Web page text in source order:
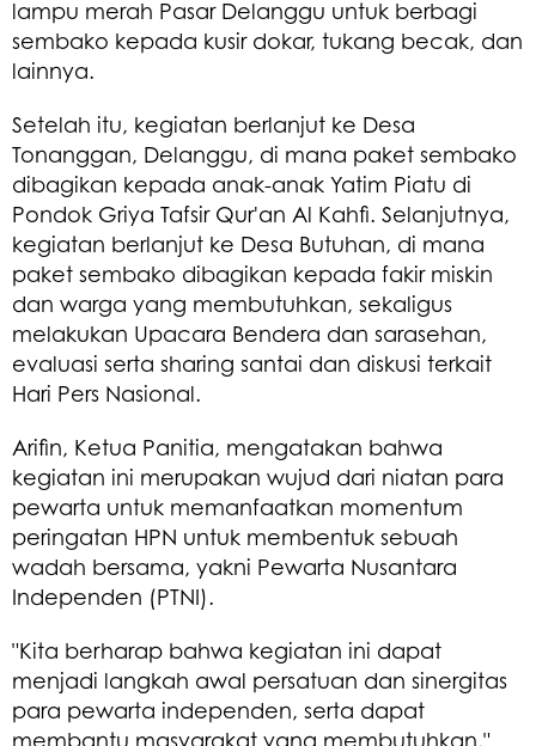
lampu merah Pasar Delanggu untuk berbagi
sembako kepada kusir dokar, tukang becak, dan
lainnya.
Setelah itu, kegiatan berlanjut ke Desa
Tonanggan, Delanggu, di mana paket sembako
dibagikan kepada anak-anak Yatim Piatu di
Pondok Griya Tafsir Qur'an Al Kahfi. Selanjutnya,
kegiatan berlanjut ke Desa Butuhan, di mana
paket sembako dibagikan kepada fakir miskin
dan warga yang membutuhkan, sekaligus
melakukan Upacara Bendera dan sarasehan,
evaluasi serta sharing santai dan diskusi terkait
Hari Pers Nasional.
Arifin, Ketua Panitia, mengatakan bahwa
kegiatan ini merupakan wujud dari niatan para
pewarta untuk memanfaatkan momentum
peringatan HPN untuk membentuk sebuah
wadah bersama, yakni Pewarta Nusantara
Independen (PTNI).
"Kita berharap bahwa kegiatan ini dapat
menjadi langkah awal persatuan dan sinergitas
para pewarta independen, serta dapat
membantu masyarakat yang membutuhkan,"